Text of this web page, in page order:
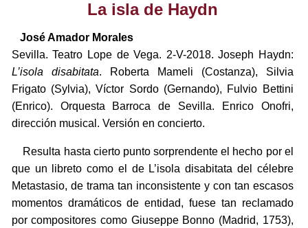
La isla de Haydn
José Amador Morales
Sevilla. Teatro Lope de Vega. 2-V-2018. Joseph Haydn:
L’isola disabitata. Roberta Mameli (Costanza), Silvia
Frigato (Sylvia), Víctor Sordo (Gernando), Fulvio Bettini
(Enrico). Orquesta Barroca de Sevilla. Enrico Onofri,
dirección musical. Versión en concierto.
Resulta hasta cierto punto sorprendente el hecho por el
que un libreto como el de L’isola disabitata del célebre
Metastasio, de trama tan inconsistente y con tan escasos
momentos dramáticos de entidad, fuese tan reclamado
por compositores como Giuseppe Bonno (Madrid, 1753),